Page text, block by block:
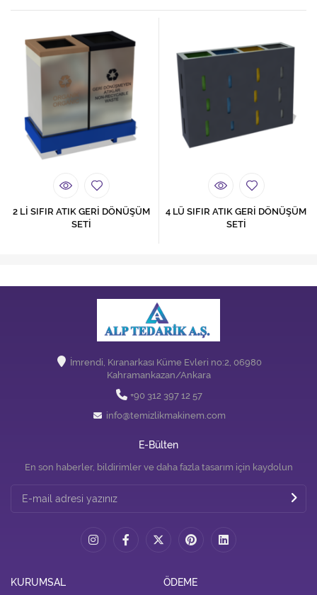
2 Lİ SIFIR ATIK GERİ DÖNÜŞÜM
SETİ
4 LÜ SIFIR ATIK GERİ DÖNÜŞÜM
SETİ
İmrendi, Kıranarkası Küme Evleri no:2, 06980
Kahramankazan/Ankara
+90 312 397 12 57
info@temizlikmakinem.com
E-Bülten
En son haberler, bildirimler ve daha fazla tasarım için kaydolun
KURUMSAL ÖDEME